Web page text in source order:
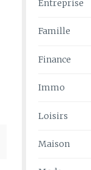
Entreprise
Famille
Finance
Immo
Loisirs
Maison